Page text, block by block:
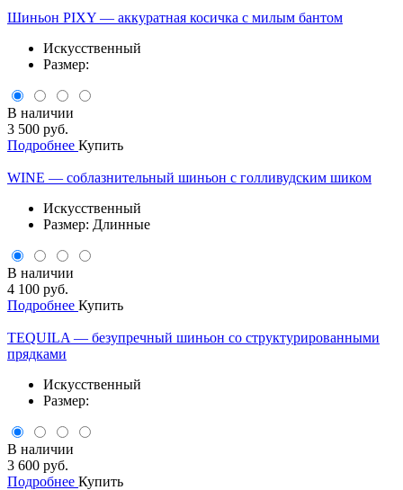
Шиньон PIXY — аккуратная косичка с милым бантом
Искусственный
Размер:
В наличии
3 500 руб.
Подробнее Купить
WINE — соблазнительный шиньон с голливудским шиком
Искусственный
Размер: Длинные
В наличии
4 100 руб.
Подробнее Купить
TEQUILA — безупречный шиньон со структурированными
прядками
Искусственный
Размер:
В наличии
3 600 руб.
Подробнее Купить